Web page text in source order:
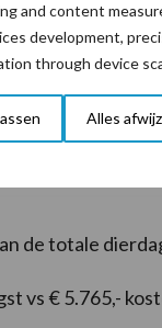
and content
development,
through device
Alles
een heel
80% minder
de totale
vs € 5.765,-